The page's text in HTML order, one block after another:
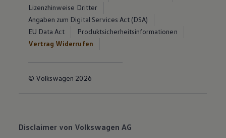
Lizenzhinweise Dritter
Angaben zum Digital Services Act (DSA)
EU Data Act
Produktsicherheitsinformationen
Vertrag Widerrufen
© Volkswagen 2026
Disclaimer von Volkswagen AG